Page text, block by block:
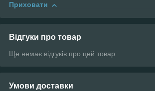
Приховати
Відгуки про товар
Ще немає відгуків про цей товар
Умови доставки